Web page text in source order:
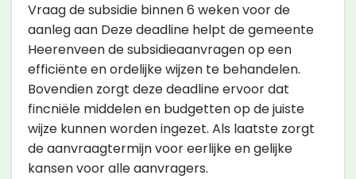
Vraag de subsidie binnen 6 weken voor de
aanleg aan Deze deadline helpt de gemeente
Heerenveen de subsidieaanvragen op een
efficiënte en ordelijke wijzen te behandelen.
Bovendien zorgt deze deadline ervoor dat
fincniële middelen en budgetten op de juiste
wijze kunnen worden ingezet. Als laatste zorgt
de aanvraagtermijn voor eerlijke en gelijke
kansen voor alle aanvragers.